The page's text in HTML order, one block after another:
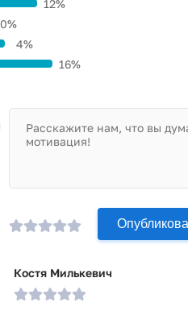
16%
4%
0%
12%
Костя Милькевич